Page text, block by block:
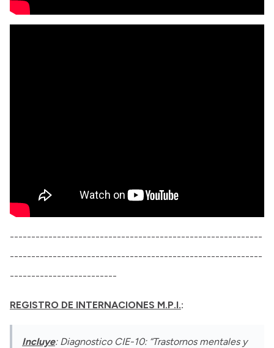
-----------------------------------------------------------
-----------------------------------------------------------
-------------------------
REGISTRO DE INTERNACIONES M.P.I.:
Incluye: Diagnostico CIE-10: “Trastornos mentales y